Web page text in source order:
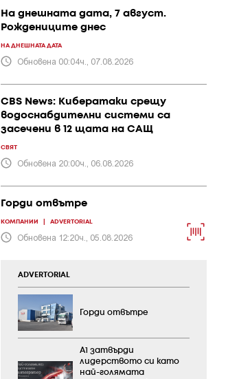
На днешната дата, 7 август.
Рождениците днес
НА ДНЕШНАТА ДАТА
Обновена 00:04ч., 07.08.2026
CBS News: Кибератаки срещу
водоснабдителни системи са
засечени в 12 щата на САЩ
СВЯТ
Обновена 20:00ч., 06.08.2026
Горди отвътре
КОМПАНИИ ADVERTORIAL
Обновена 12:20ч., 05.08.2026
ADVERTORIAL
Горди отвътре
А1 затвърди
лидерството си като
най-голямата